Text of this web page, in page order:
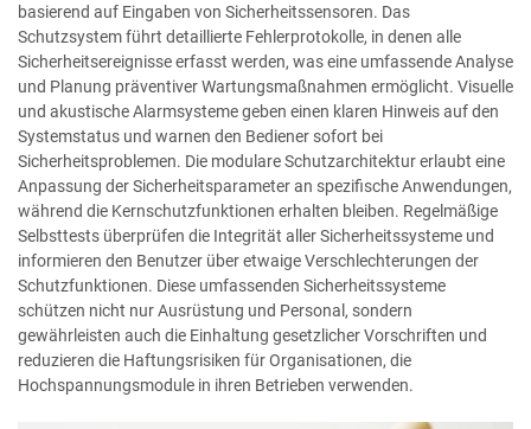
basierend auf Eingaben von Sicherheitssensoren. Das
Schutzsystem führt detaillierte Fehlerprotokolle, in denen alle
Sicherheitsereignisse erfasst werden, was eine umfassende Analyse
und Planung präventiver Wartungsmaßnahmen ermöglicht. Visuelle
und akustische Alarmsysteme geben einen klaren Hinweis auf den
Systemstatus und warnen den Bediener sofort bei
Sicherheitsproblemen. Die modulare Schutzarchitektur erlaubt eine
Anpassung der Sicherheitsparameter an spezifische Anwendungen,
während die Kernschutzfunktionen erhalten bleiben. Regelmäßige
Selbsttests überprüfen die Integrität aller Sicherheitssysteme und
informieren den Benutzer über etwaige Verschlechterungen der
Schutzfunktionen. Diese umfassenden Sicherheitssysteme
schützen nicht nur Ausrüstung und Personal, sondern
gewährleisten auch die Einhaltung gesetzlicher Vorschriften und
reduzieren die Haftungsrisiken für Organisationen, die
Hochspannungsmodule in ihren Betrieben verwenden.